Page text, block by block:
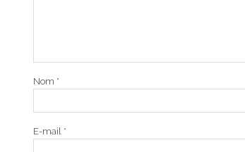
Nom *
E-mail *